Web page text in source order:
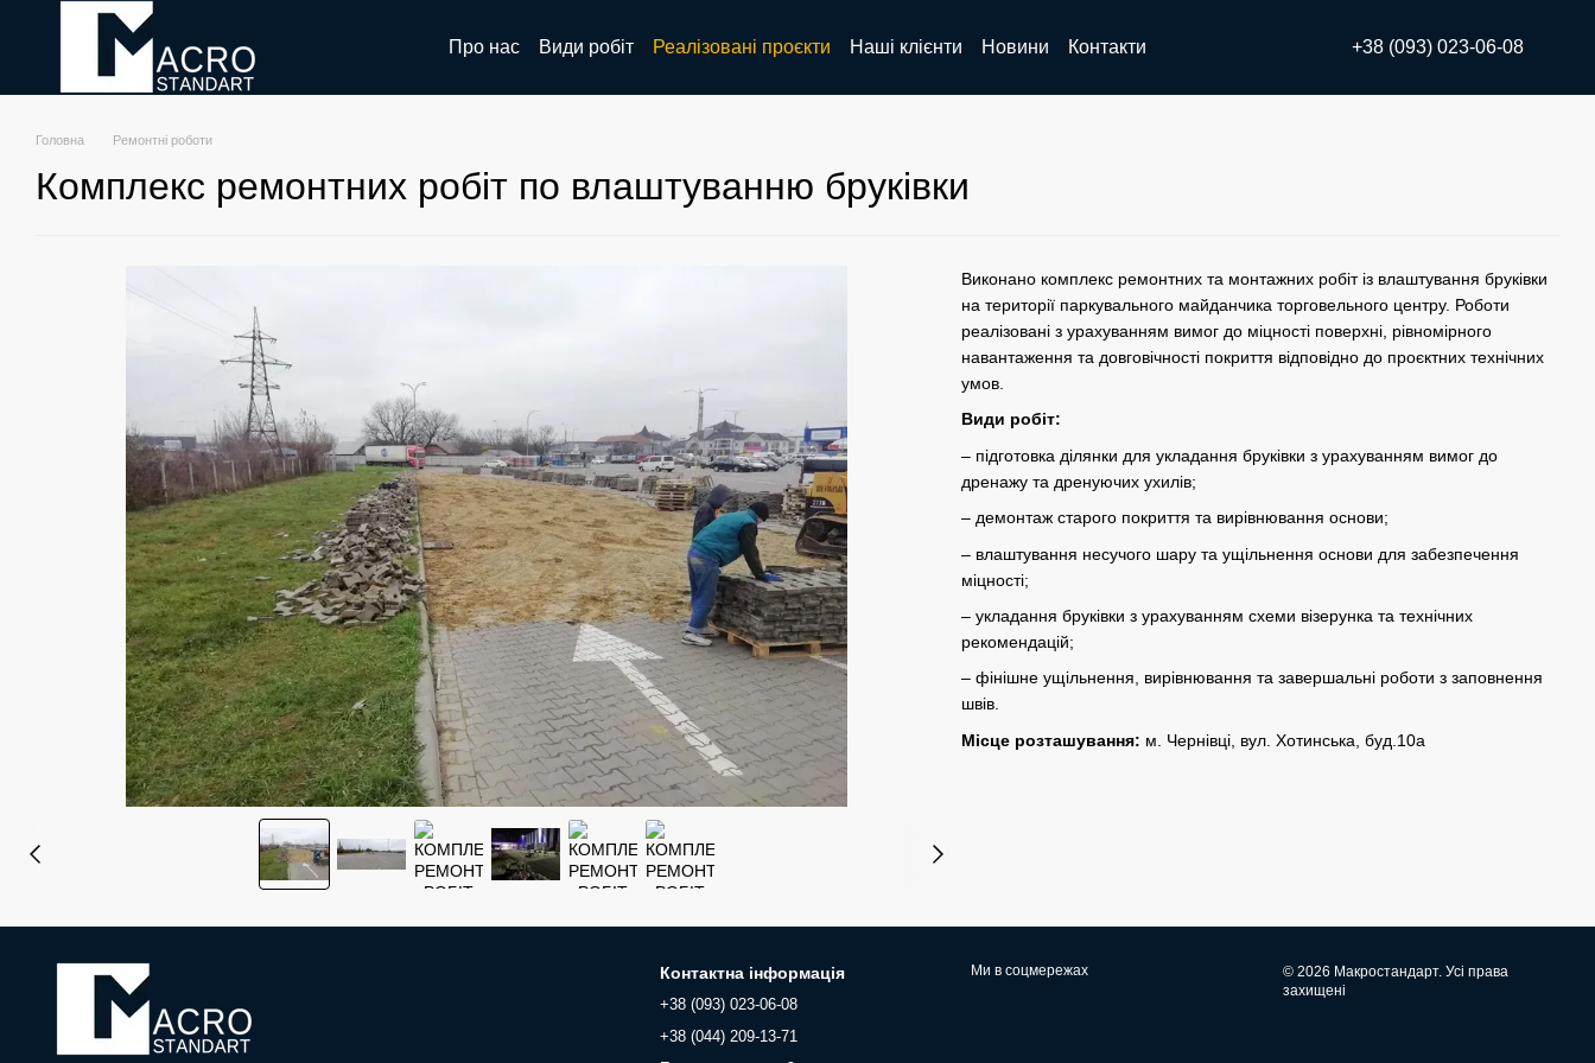
Перейти до основного контенту
Про нас Види робіт Реалізовані проєкти Наші клієнти Новини Контакти +38 (093) 023-06-08
Головна Ремонтні роботи
Комплекс ремонтних робіт по влаштуванню бруківки
Виконано комплекс ремонтних та монтажних робіт із влаштування бруківки
на території паркувального майданчика торговельного центру. Роботи
реалізовані з урахуванням вимог до міцності поверхні, рівномірного
навантаження та довговічності покриття відповідно до проєктних технічних
умов.
Види робіт:
– підготовка ділянки для укладання бруківки з урахуванням вимог до
дренажу та дренуючих ухилів;
– демонтаж старого покриття та вирівнювання основи;
– влаштування несучого шару та ущільнення основи для забезпечення
міцності;
– укладання бруківки з урахуванням схеми візерунка та технічних
рекомендацій;
– фінішне ущільнення, вирівнювання та завершальні роботи з заповнення
швів.
Місце розташування: м. Чернівці, вул. Хотинська, буд.10а
Контактна інформація
+38 (093) 023-06-08
+38 (044) 209-13-71
Ми в соцмережах
© 2026 Макростандарт. Усі права
захищені